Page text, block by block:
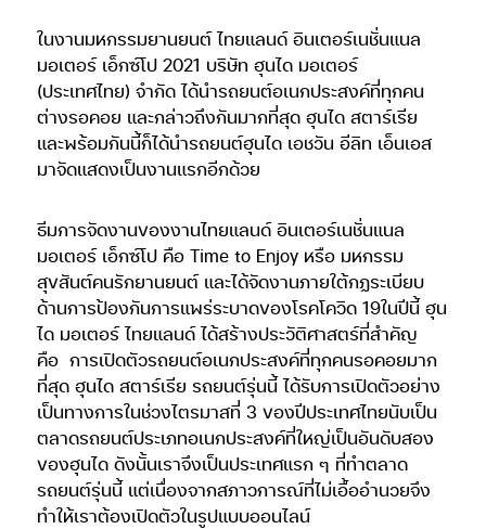
ในงานมหกรรมยานยนต์ ไทยแลนด์ อินเตอร์เนชั่นแนล
มอเตอร์ เอ็กซ์โป 2021 บริษัท ฮุนได มอเตอร์
(ประเทศไทย) จำกัด ได้นำรถยนต์อเนกประสงค์ที่ทุกคน
ต่างรอคอย และกล่าวถึงกันมากที่สุด ฮุนได สตาร์เรีย
และพร้อมกันนี้ก็ได้นำรถยนต์ฮุนได เอชวัน อีลิท เอ็นเอส
มาจัดแสดงเป็นงานแรกอีกด้วย
ธีมการจัดงานของงานไทยแลนด์ อินเตอร์เนชั่นแนล
มอเตอร์ เอ็กซ์โป คือ Time to Enjoy หรือ มหกรรม
สุขสันต์คนรักยานยนต์ และได้จัดงานภายใต้กฏระเบียบ
ด้านการป้องกันการแพร่ระบาดของโรคโควิด 19ในปีนี้ ฮุน
ได มอเตอร์ ไทยแลนด์ ได้สร้างประวัติศาสตร์ที่สำคัญ
คือ การเปิดตัวรถยนต์อเนกประสงค์ที่ทุกคนรอคอยมาก
ที่สุด ฮุนได สตาร์เรีย รถยนต์รุ่นนี้ ได้รับการเปิดตัวอย่าง
เป็นทางการในช่วงไตรมาสที่ 3 ของปีประเทศไทยนับเป็น
ตลาดรถยนต์ประเภทอเนกประสงค์ที่ใหญ่เป็นอันดับสอง
ของฮุนได ดังนั้นเราจึงเป็นประเทศแรก ๆ ที่ทำตลาด
รถยนต์รุ่นนี้ แต่เนื่องจากสภาวการณ์ที่ไม่เอื้ออำนวยจึง
ทำให้เราต้องเปิดตัวในรูปแบบออนไลน์